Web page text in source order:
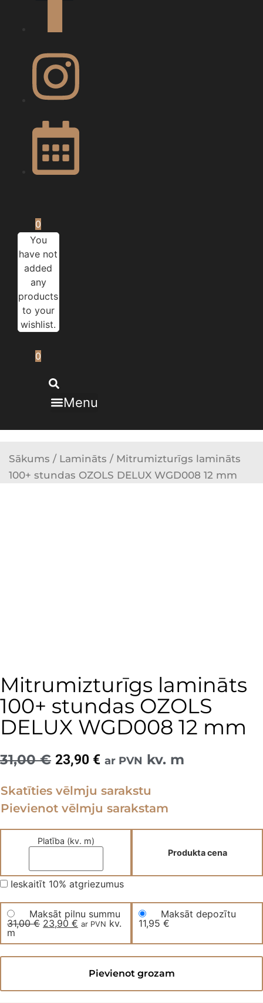
0
You
have not
added
any
products
to your
wishlist.
0
Menu
Sākums / Lamināts / Mitrumizturīgs lamināts
100+ stundas OZOLS DELUX WGD008 12 mm
Mitrumizturīgs lamināts
100+ stundas OZOLS
DELUX WGD008 12 mm
31,00€ Original
was:
31,00 €.
23,90 € Current
is:
ar PVN kv. m
Skatīties vēlmju sarakstu
Pievienot vēlmju sarakstam
Platība (kv. m)
Produkta cena
Ieskaitīt 10% atgriezumus
Maksāt pilnu summu
31,00€ Original
price
was:
23,90 € Current
is:
ar PVN kv.
m
Maksāt depozītu
11,95 €
Mitrumizturīgs
stundas
Pievienot grozam